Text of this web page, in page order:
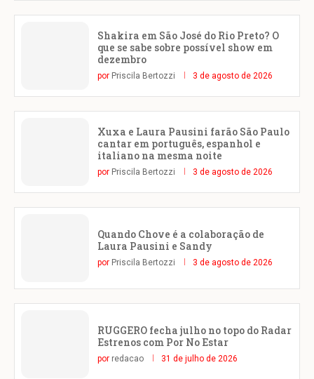
Shakira em São José do Rio Preto? O
que se sabe sobre possível show em
dezembro
por Priscila Bertozzi 3 de agosto de 2026
Xuxa e Laura Pausini farão São Paulo
cantar em português, espanhol e
italiano na mesma noite
por Priscila Bertozzi 3 de agosto de 2026
Quando Chove é a colaboração de
Laura Pausini e Sandy
por Priscila Bertozzi 3 de agosto de 2026
RUGGERO fecha julho no topo do Radar
Estrenos com Por No Estar
por redacao 31 de julho de 2026